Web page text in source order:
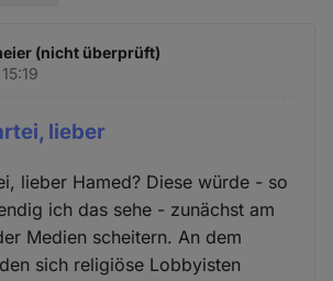
(nicht überprüft)
lieber
lieber Hamed? Diese würde - so
ich das sehe - zunächst am
Medien scheitern. An dem
sich religiöse Lobbyisten